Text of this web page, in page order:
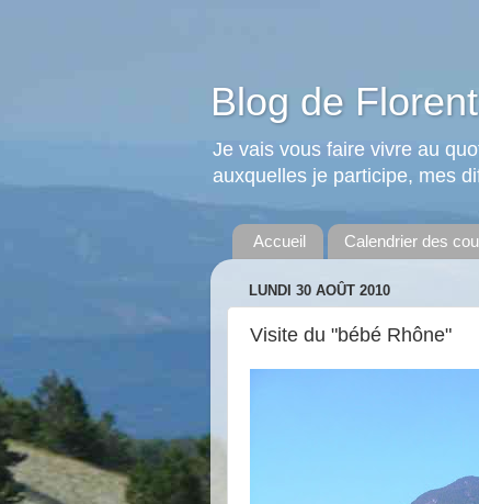
Blog de
Je vais vous faire vivre au
auxquelles je participe, mes
Accueil Calendrier des
LUNDI 30 AOÛT 2010
Visite du "bébé Rhône"